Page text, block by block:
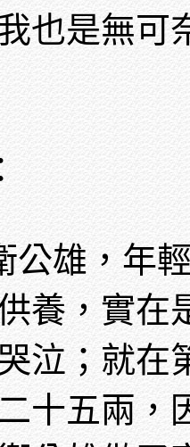
也是無可
公雄，年
養，實在
泣；就在
十五兩，